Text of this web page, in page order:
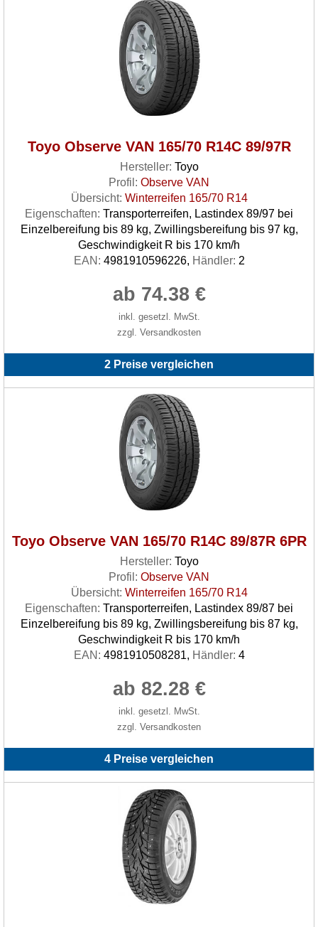
Toyo Observe VAN 165/70 R14C 89/97R
Hersteller: Toyo
Profil: Observe VAN
Übersicht: Winterreifen 165/70 R14
Eigenschaften: Transporterreifen, Lastindex 89/97 bei
Einzelbereifung bis 89 kg, Zwillingsbereifung bis 97 kg,
Geschwindigkeit R bis 170 km/h
EAN: 4981910596226, Händler: 2
ab 74.38 €
inkl. gesetzl. MwSt.
zzgl. Versandkosten
2 Preise vergleichen
Toyo Observe VAN 165/70 R14C 89/87R 6PR
Hersteller: Toyo
Profil: Observe VAN
Übersicht: Winterreifen 165/70 R14
Eigenschaften: Transporterreifen, Lastindex 89/87 bei
Einzelbereifung bis 89 kg, Zwillingsbereifung bis 87 kg,
Geschwindigkeit R bis 170 km/h
EAN: 4981910508281, Händler: 4
ab 82.28 €
inkl. gesetzl. MwSt.
zzgl. Versandkosten
4 Preise vergleichen